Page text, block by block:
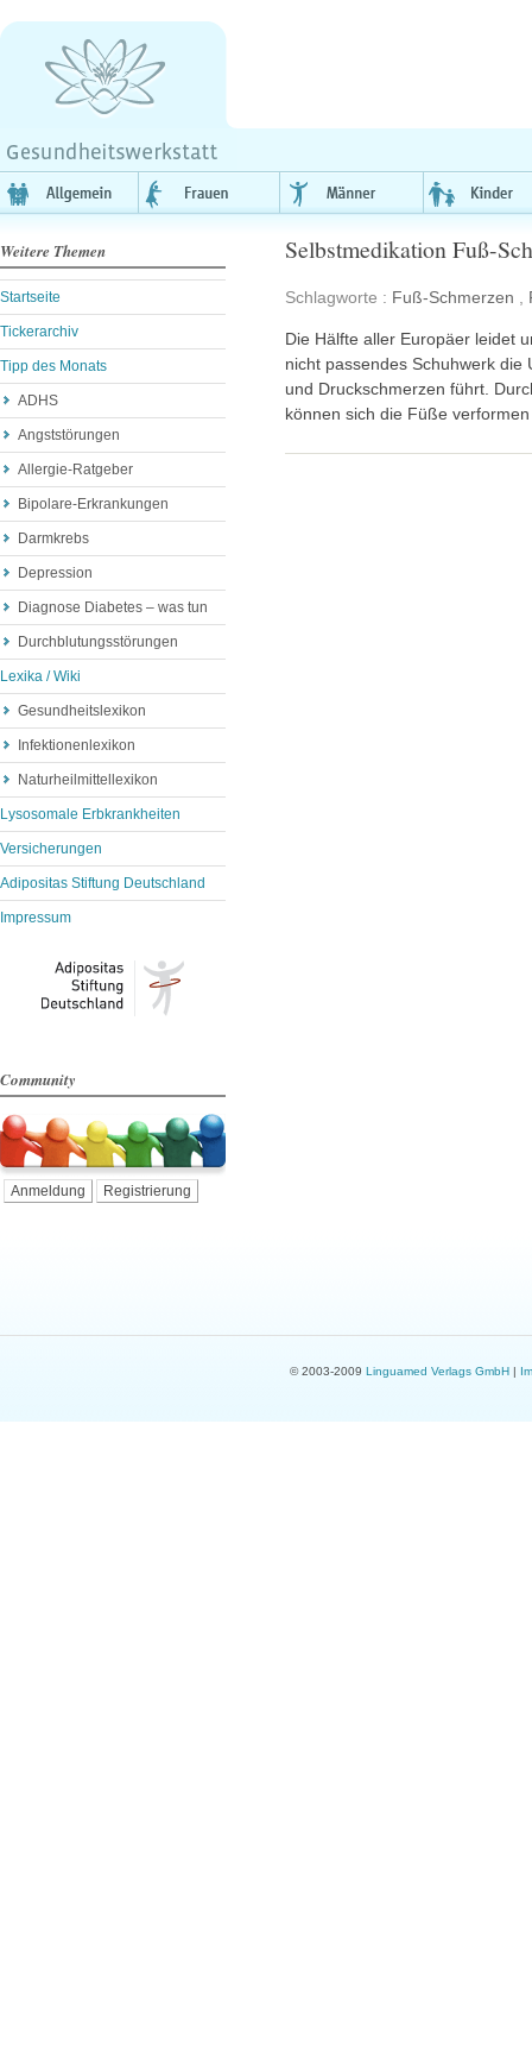
Weitere Themen
Startseite
Tickerarchiv
Tipp des Monats
ADHS
Angststörungen
Allergie-Ratgeber
Bipolare-Erkrankungen
Darmkrebs
Depression
Diagnose Diabetes – was tun
Durchblutungsstörungen
Lexika / Wiki
Gesundheitslexikon
Infektionenlexikon
Naturheilmittellexikon
Lysosomale Erbkrankheiten
Versicherungen
Adipositas Stiftung Deutschland
Impressum
Community
Anmeldung Registrierung
Selbstmedikation Fuß-
Schlagworte : Fuß-Schmerzen
Die Hälfte aller Europäer leidet
nicht passendes Schuhwerk
und Druckschmerzen führt.
können sich die Füße
© 2003-2009 Linguamed Verlags GmbH|